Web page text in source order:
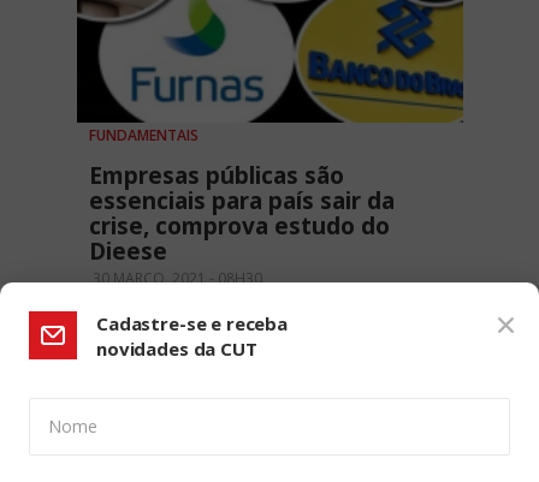
FUNDAMENTAIS
Empresas públicas são
essenciais para país sair da
crise, comprova estudo do
Dieese
30 MARÇO, 2021 - 08H30
Cadastre-se e receba
novidades da CUT
Nome